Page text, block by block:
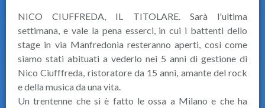
NICO CIUFFREDA, IL TITOLARE. Sarà l'ultima
settimana, e vale la pena esserci, in cui i battenti dello
stage in via Manfredonia resteranno aperti, così come
siamo stati abituati a vederlo nei 5 anni di gestione di
Nico Ciufffreda, ristoratore da 15 anni, amante del rock
e della musica da una vita.
Un trentenne che si è fatto le ossa a Milano e che ha